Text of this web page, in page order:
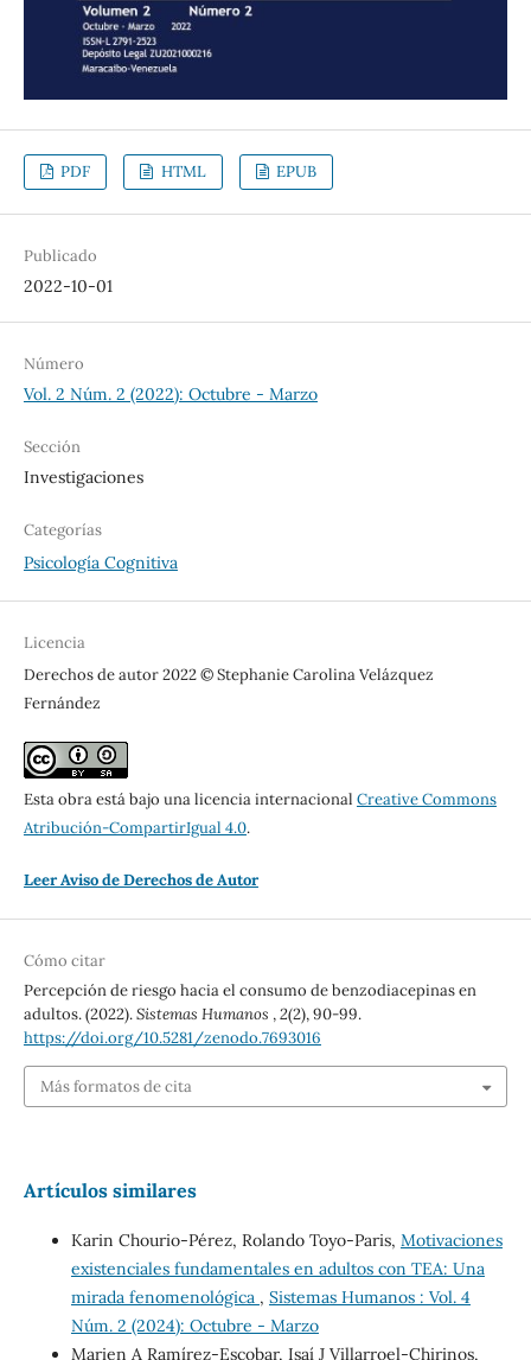
PDF HTML EPUB
Publicado
2022-10-01
Número
Vol. 2 Núm. 2 (2022): Octubre - Marzo
Sección
Investigaciones
Categorías
Psicología Cognitiva
Licencia
Derechos de autor 2022 © Stephanie Carolina Velázquez
Fernández
Esta obra está bajo una licencia internacional Creative Commons
Atribución-CompartirIgual 4.0.
Leer Aviso de Derechos de Autor
Cómo citar
Percepción de riesgo hacia el consumo de benzodiacepinas en
adultos. (2022).Sistemas Humanos ,2(2), 90-99.
https://doi.org/10.5281/zenodo.7693016
Más formatos de cita
Artículos similares
Karin Chourio-Pérez, Rolando Toyo-Paris, Motivaciones
existenciales fundamentales en adultos con TEA: Una
mirada fenomenológica , Sistemas Humanos : Vol. 4
Núm. 2 (2024): Octubre - Marzo
Marien A Ramírez-Escobar, Isaí J Villarroel-Chirinos,